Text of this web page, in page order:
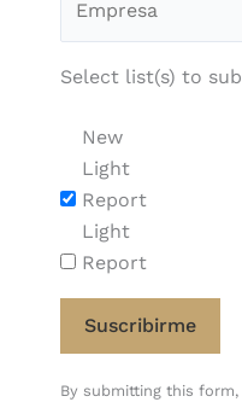
Select list(s) to
New
Light
Report
Light
Report
Constant
By submitting this